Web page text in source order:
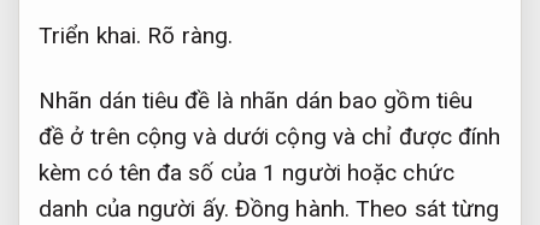
Triển khai. Rõ ràng.
Nhãn dán tiêu đề là nhãn dán bao gồm tiêu
đề ở trên cộng và dưới cộng và chỉ được đính
kèm có tên đa số của 1 người hoặc chức
danh của người ấy. Đồng hành. Theo sát từng